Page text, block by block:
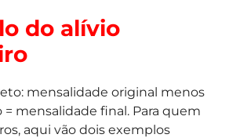
do alívio
mensalidade original menos
= mensalidade final. Para quem
aqui vão dois exemplos